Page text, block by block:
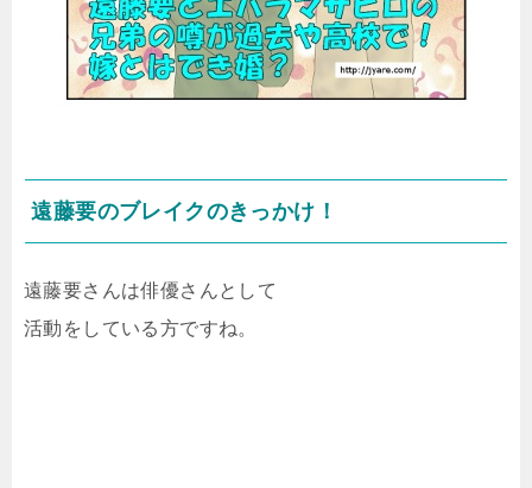
遠藤要のブレイクのきっかけ！
遠藤要さんは俳優さんとして
活動をしている方ですね。